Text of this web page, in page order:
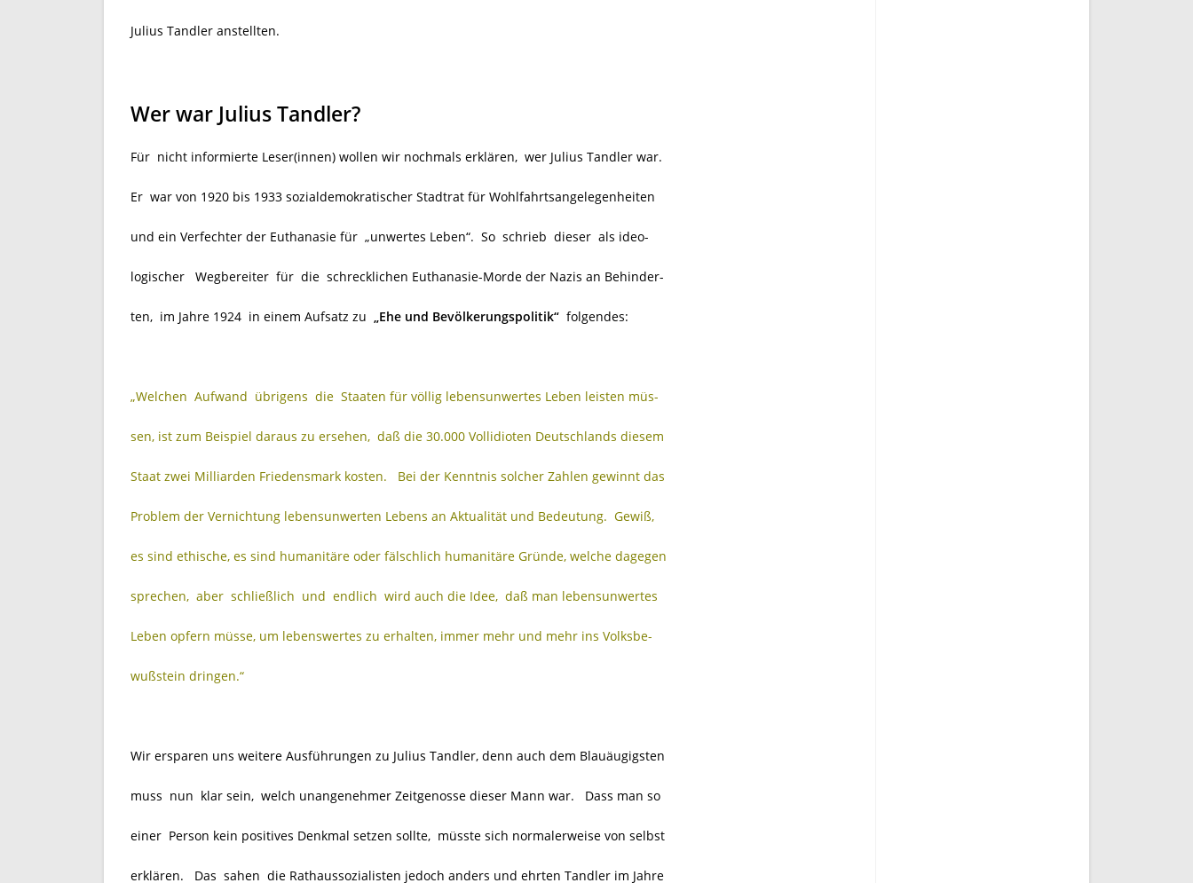
Julius Tandler anstellten.
Wer war Julius Tandler?
Für nicht informierte Leser(innen) wollen wir nochmals erklären, wer Julius Tandler war.
Er war von 1920 bis 1933 sozialdemokratischer Stadtrat für Wohlfahrtsangelegenheiten
und ein Verfechter der Euthanasie für „unwertes Leben“. So schrieb dieser als ideo-
logischer Wegbereiter für die schrecklichen Euthanasie-Morde der Nazis an Behinder-
ten, im Jahre 1924 in einem Aufsatz zu „Ehe und Bevölkerungspolitik“ folgendes:
„Welchen Aufwand übrigens die Staaten für völlig lebensunwertes Leben leisten müs-
sen, ist zum Beispiel daraus zu ersehen, daß die 30.000 Vollidioten Deutschlands diesem
Staat zwei Milliarden Friedensmark kosten. Bei der Kenntnis solcher Zahlen gewinnt das
Problem der Vernichtung lebensunwerten Lebens an Aktualität und Bedeutung. Gewiß,
es sind ethische, es sind humanitäre oder fälschlich humanitäre Gründe, welche dagegen
sprechen, aber schließlich und endlich wird auch die Idee, daß man lebensunwertes
Leben opfern müsse, um lebenswertes zu erhalten, immer mehr und mehr ins Volksbe-
wußstein dringen.“
Wir ersparen uns weitere Ausführungen zu Julius Tandler, denn auch dem Blauäugigsten
muss nun klar sein, welch unangenehmer Zeitgenosse dieser Mann war. Dass man so
einer Person kein positives Denkmal setzen sollte, müsste sich normalerweise von selbst
erklären. Das sahen die Rathaussozialisten jedoch anders und ehrten Tandler im Jahre